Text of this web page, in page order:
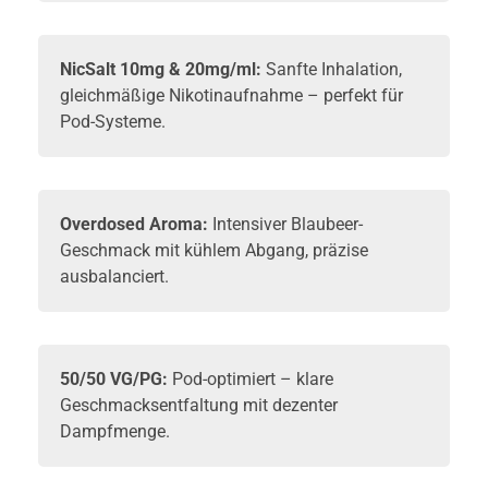
NicSalt 10mg & 20mg/ml: Sanfte Inhalation,
gleichmäßige Nikotinaufnahme – perfekt für
Pod-Systeme.
Overdosed Aroma: Intensiver Blaubeer-
Geschmack mit kühlem Abgang, präzise
ausbalanciert.
50/50 VG/PG: Pod-optimiert – klare
Geschmacksentfaltung mit dezenter
Dampfmenge.